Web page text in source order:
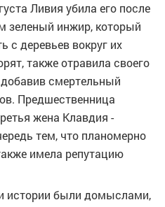
Ливия убила его после
зеленый инжир, который
с деревьев вокруг их
также отравила своего
смертельный
Предшественница
жена Клавдия -
тем, что планомерно
имела репутацию
истории были домыслами,